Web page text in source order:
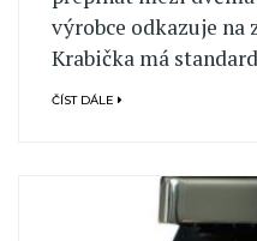
výrobce odkazuje na
Krabička má
ČÍST DÁLE